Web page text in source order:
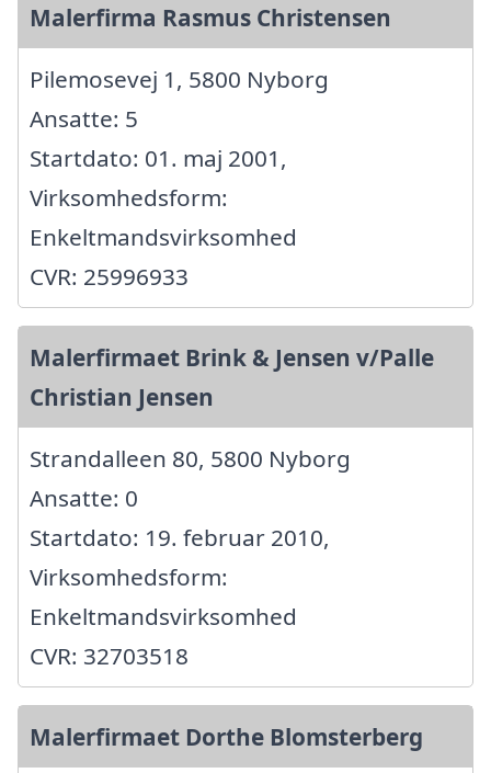
Malerfirma Rasmus Christensen
Pilemosevej 1, 5800 Nyborg
Ansatte: 5
Startdato: 01. maj 2001,
Virksomhedsform:
Enkeltmandsvirksomhed
CVR: 25996933
Malerfirmaet Brink & Jensen v/Palle
Christian Jensen
Strandalleen 80, 5800 Nyborg
Ansatte: 0
Startdato: 19. februar 2010,
Virksomhedsform:
Enkeltmandsvirksomhed
CVR: 32703518
Malerfirmaet Dorthe Blomsterberg